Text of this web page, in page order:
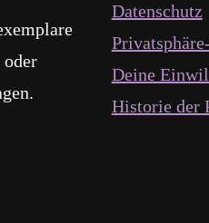
Datenschutz
Deine
Historie der